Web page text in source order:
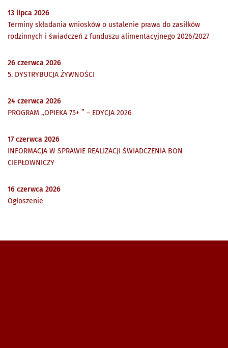
13 lipca 2026
Terminy składania wniosków o ustalenie prawa do zasiłków
rodzinnych i świadczeń z funduszu alimentacyjnego 2026/2027
26 czerwca 2026
5. DYSTRYBUCJA ŻYWNOŚCI
24 czerwca 2026
PROGRAM „OPIEKA 75+ ” – EDYCJA 2026
17 czerwca 2026
INFORMACJA W SPRAWIE REALIZACJI ŚWIADCZENIA BON
CIEPŁOWNICZY
16 czerwca 2026
Ogłoszenie